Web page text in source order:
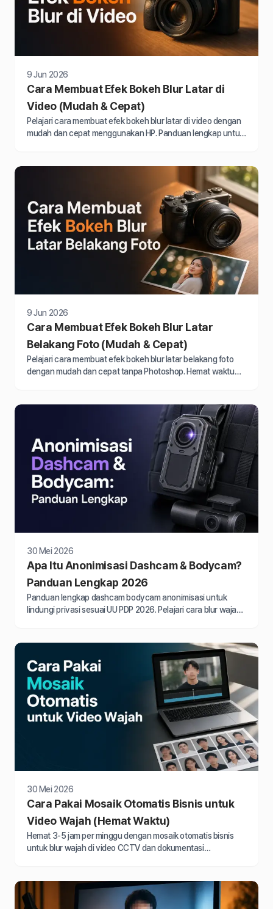
9 Jun 2026
Cara Membuat Efek Bokeh Blur Latar di
Video (Mudah & Cepat)
Pelajari cara membuat efek bokeh blur latar di video dengan
mudah dan cepat menggunakan HP. Panduan lengkap untuk
9 Jun 2026
Cara Membuat Efek Bokeh Blur Latar
Belakang Foto (Mudah & Cepat)
Pelajari cara membuat efek bokeh blur latar belakang foto
dengan mudah dan cepat tanpa Photoshop. Hemat waktu
30 Mei 2026
Apa Itu Anonimisasi Dashcam & Bodycam?
Panduan Lengkap 2026
Panduan lengkap dashcam bodycam anonimisasi untuk
lindungi privasi sesuai UU PDP 2026. Pelajari cara blur wajah
30 Mei 2026
Cara Pakai Mosaik Otomatis Bisnis untuk
Video Wajah (Hemat Waktu)
Hemat 3-5 jam per minggu dengan mosaik otomatis bisnis
untuk blur wajah di video CCTV dan dokumentasi